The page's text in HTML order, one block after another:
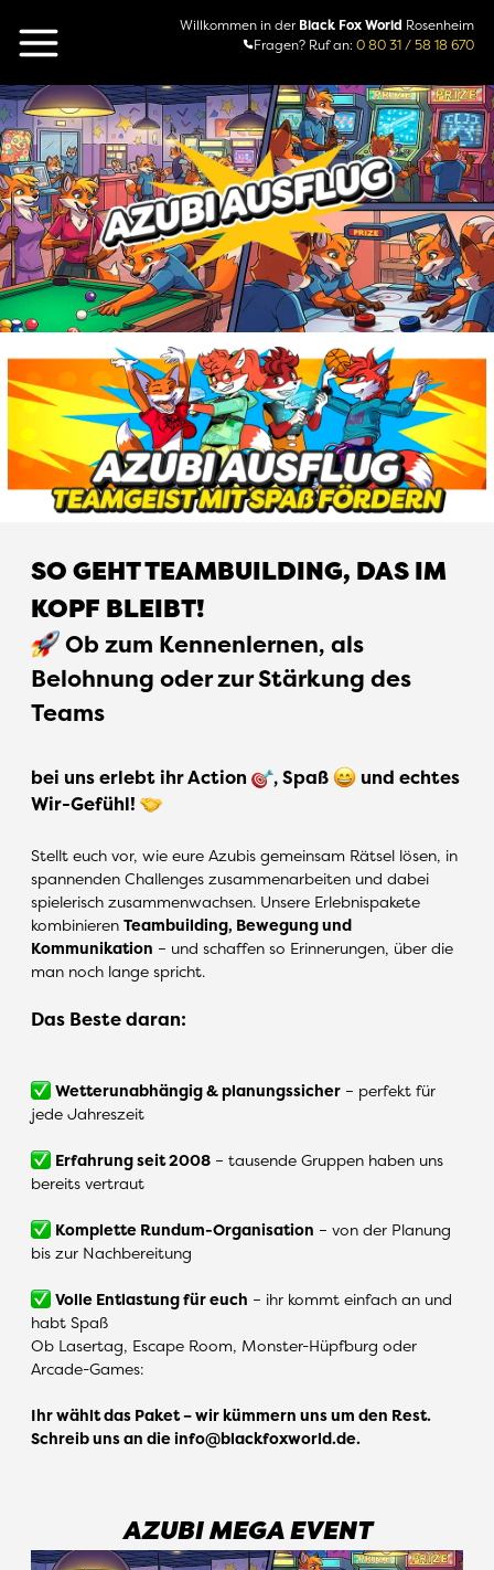
Willkommen in der Black Fox World Rosenheim
Fragen? Ruf an: 0 80 31 / 58 18 670
SO GEHT TEAMBUILDING, DAS IM
KOPF BLEIBT!
Ob zum Kennenlernen, als
Belohnung oder zur Stärkung des
Teams
bei uns erlebt ihr Action , Spaß
und echtes
Wir-Gefühl!
Stellt euch vor, wie eure Azubis gemeinsam Rätsel lösen, in
spannenden Challenges zusammenarbeiten und dabei
spielerisch zusammenwachsen. Unsere Erlebnispakete
kombinieren Teambuilding, Bewegung und
Kommunikation – und schaffen so Erinnerungen, über die
man noch lange spricht.
Das Beste daran:
Wetterunabhängig & planungssicher– perfekt für
jede Jahreszeit
Erfahrung seit 2008– tausende Gruppen haben uns
bereits vertraut
Komplette Rundum-Organisation – von der Planung
bis zur Nachbereitung
Volle Entlastung für euch – ihr kommt einfach an und
habt Spaß
Ob Lasertag, Escape Room, Monster-Hüpfburg oder
Arcade-Games:
Ihr wählt das Paket – wir kümmern uns um den Rest.
Schreib uns an dieinfo@blackfoxworld.de.
AZUBI MEGA EVENT